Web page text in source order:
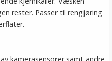
rester. Passer til rengjøring